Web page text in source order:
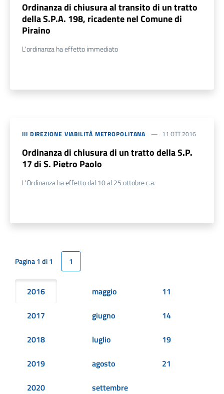
Ordinanza di chiusura al transito di un tratto
della S.P.A. 198, ricadente nel Comune di
Piraino
L'ordinanza ha effetto immediato
III DIREZIONE VIABILITÀ METROPOLITANA 11 OTT 2016
Ordinanza di chiusura di un tratto della S.P.
17 di S. Pietro Paolo
L'Ordinanza ha effetto dal 10 al 25 ottobre c.a.
Pagina 1 di 1 1
2016
2017
2018
2019
2020
maggio
giugno
luglio
agosto
settembre
11
14
19
21